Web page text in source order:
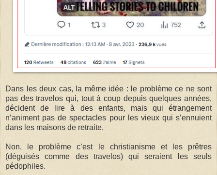
Dans les deux cas, la même idée : le problème ce ne sont
pas des travelos qui, tout à coup depuis quelques années,
décident de lire à des enfants, mais qui étrangement
n’animent pas de spectacles pour les vieux qui s’ennuient
dans les maisons de retraite.
Non, le problème c’est le christianisme et les prêtres
(déguisés comme des travelos) qui seraient les seuls
pédophiles.